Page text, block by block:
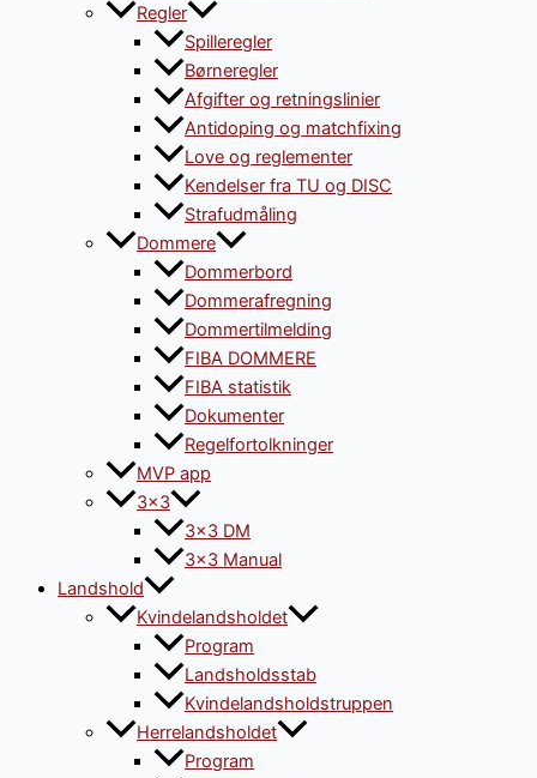
Regler
Spilleregler
Børneregler
Afgifter og retningslinier
Antidoping og matchfixing
Love og reglementer
Kendelser fra TU og DISC
Strafudmåling
Dommere
Dommerbord
Dommerafregning
Dommertilmelding
FIBA DOMMERE
FIBA statistik
Dokumenter
Regelfortolkninger
MVP app
3×3
3×3 DM
3×3 Manual
Landshold
Kvindelandsholdet
Program
Landsholdsstab
Kvindelandsholdstruppen
Herrelandsholdet
Program